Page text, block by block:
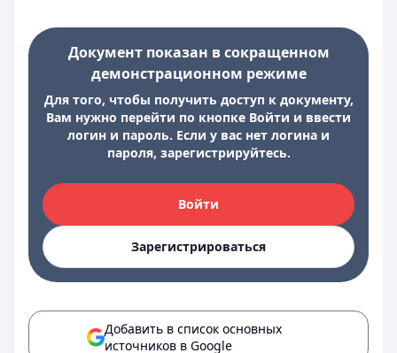
Документ показан в сокращенном
демонстрационном режиме
Для того, чтобы получить доступ к документу,
Вам нужно перейти по кнопке Войти и ввести
логин и пароль. Если у вас нет логина и
пароля, зарегистрируйтесь.
Войти
Зарегистрироваться
Добавить в список основных
источников в Google